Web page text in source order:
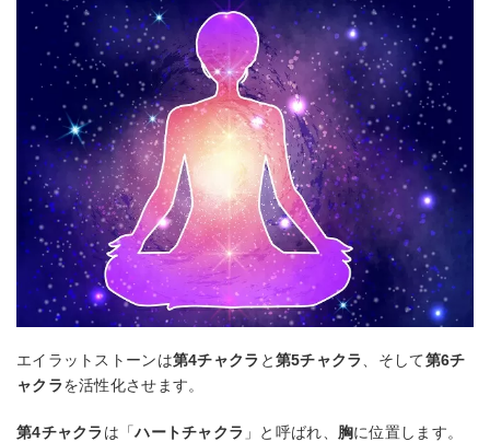
エイラットストーンは第4チャクラ と第5チャクラ、そして第6チ
ャクラを活性化させます。
第4チャクラ は「ハートチャクラ 」と呼ばれ、 胸に位置します。